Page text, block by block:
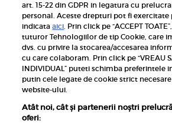
Pariază responsabil! Decizia ONJN nr.
Jocurile de noroc sunt interzise
Links
Calculator sarcina
Rețete
art. 15-22 din GDPR in legatura cu
personal. Aceste drepturi pot fi
indicataaici. Prin click pe “ACCEPT
tuturor Tehnologiilor de tip Cookie, care
dvs. cu privire la stocarea/accesarea
cu care colaboram. Prin click pe “VREAU
INDIVIDUAL” puteti schimba preferintele
putin cele legate de cookie strict
website-ului.
Atât noi, cât și partenerii noștri
oferi: